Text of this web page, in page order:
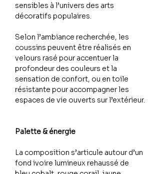
sensibles à l’univers des arts
décoratifs populaires.
Selon l’ambiance recherchée, les
coussins peuvent être réalisés en
velours rasé pour accentuer la
profondeur des couleurs et la
sensation de confort, ou en toile
résistante pour accompagner les
espaces de vie ouverts sur l’extérieur.
Palette & énergie
La composition s’articule autour d’un
fond ivoire lumineux rehaussé de